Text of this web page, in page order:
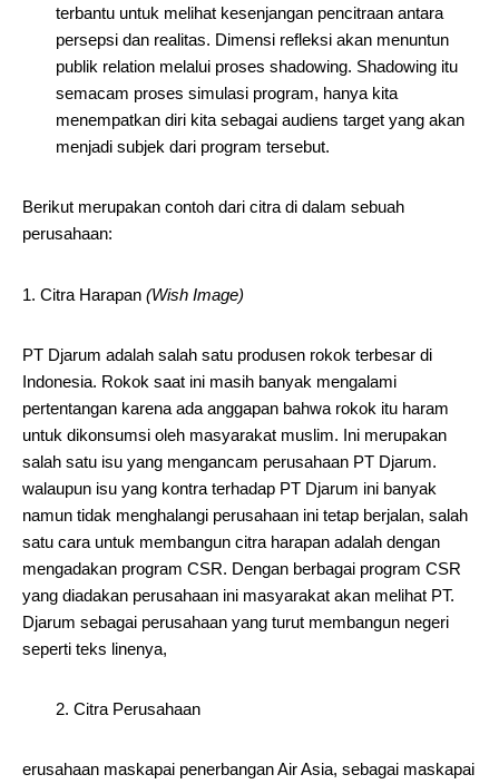
terbantu untuk melihat kesenjangan pencitraan antara
persepsi dan realitas. Dimensi refleksi akan menuntun
publik relation melalui proses shadowing. Shadowing itu
semacam proses simulasi program, hanya kita
menempatkan diri kita sebagai audiens target yang akan
menjadi subjek dari program tersebut.
Berikut merupakan contoh dari citra di dalam sebuah
perusahaan:
Citra Harapan (Wish Image)
PT Djarum adalah salah satu produsen rokok terbesar di
Indonesia. Rokok saat ini masih banyak mengalami
pertentangan karena ada anggapan bahwa rokok itu haram
untuk dikonsumsi oleh masyarakat muslim. Ini merupakan
salah satu isu yang mengancam perusahaan PT Djarum.
walaupun isu yang kontra terhadap PT Djarum ini banyak
namun tidak menghalangi perusahaan ini tetap berjalan, salah
satu cara untuk membangun citra harapan adalah dengan
mengadakan program CSR. Dengan berbagai program CSR
yang diadakan perusahaan ini masyarakat akan melihat PT.
Djarum sebagai perusahaan yang turut membangun negeri
seperti teks linenya,
2. Citra Perusahaan
erusahaan maskapai penerbangan Air Asia, sebagai maskapai